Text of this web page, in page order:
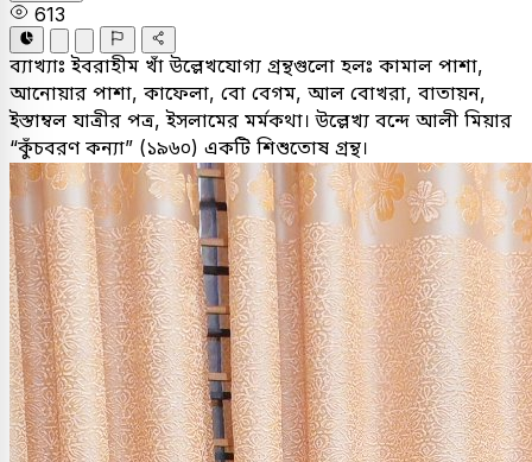
613
ব্যাখ্যাঃইবরাহীম খাঁ উল্লেখযোগ্য গ্রন্থগুলো হলঃ কামাল পাশা,
আনোয়ার পাশা, কাফেলা, বো বেগম, আল বোখরা, বাতায়ন,
ইস্তাম্বল যাত্রীর পত্র, ইসলামের মর্মকথা। উল্লেখ্য বন্দে আলী মিয়ার
“কুঁচবরণ কন্যা” (১৯৬০) একটি শিশুতোষ গ্রন্থ।